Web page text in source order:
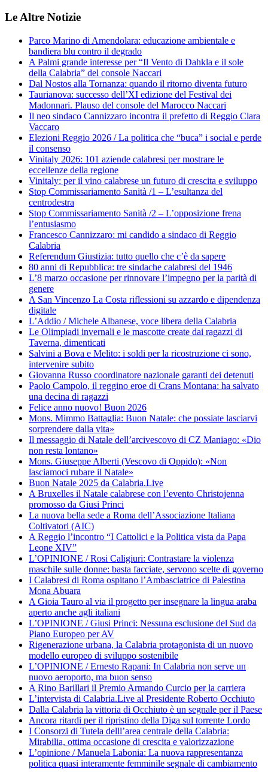
Le Altre Notizie
Parco Marino di Amendolara: educazione ambientale e
bandiera blu contro il degrado
A Palmi grande interesse per “Il Vento di Dahkla e il sole
della Calabria” del console Naccari
Dal Nostos alla Tornanza: quando il ritorno diventa futuro
Taurianova: successo dell’XI edizione del Festival dei
Madonnari. Plauso del console del Marocco Naccari
Il neo sindaco Cannizzaro incontra il prefetto di Reggio Clara
Vaccaro
Elezioni Reggio 2026 / La politica che “buca” i social e perde
il consenso
Vinitaly 2026: 101 aziende calabresi per mostrare le
eccellenze della regione
Vinitaly: per il vino calabrese un futuro di crescita e sviluppo
Stop Commissariamento Sanità /1 – L’esultanza del
centrodestra
Stop Commissariamento Sanità /2 – L’opposizione frena
l’entusiasmo
Francesco Cannizzaro: mi candido a sindaco di Reggio
Calabria
Referendum Giustizia: tutto quello che c’è da sapere
80 anni di Repubblica: tre sindache calabresi del 1946
L’8 marzo occasione per rinnovare l’impegno per la parità di
genere
A San Vincenzo La Costa riflessioni su azzardo e dipendenza
digitale
L’Addio / Michele Albanese, voce libera della Calabria
Le Olimpiadi invernali e le mascotte create dai ragazzi di
Taverna, dimenticati
Salvini a Bova e Melito: i soldi per la ricostruzione ci sono,
intervenire subito
Giovanna Russo coordinatore nazionale garanti dei detenuti
Paolo Campolo, il reggino eroe di Crans Montana: ha salvato
una decina di ragazzi
Felice anno nuovo! Buon 2026
Mons. Mimmo Battaglia: Buon Natale: che possiate lasciarvi
sorprendere dalla vita»
Il messaggio di Natale dell’arcivescovo di CZ Maniago: «Dio
non resta lontano»
Mons. Giuseppe Alberti (Vescovo di Oppido): «Non
lasciamoci rubare il Natale»
Buon Natale 2025 da Calabria.Live
A Bruxelles il Natale calabrese con l’evento Christojenna
promosso da Giusi Princi
La nuova bella sede a Roma dell’Associazione Italiana
Coltivatori (AIC)
A Reggio l’incontro “I Cattolici e la Politica vista da Papa
Leone XIV”
L’OPINIONE / Rosi Caligiuri: Contrastare la violenza
maschile sulle donne: basta facciate, servono scelte di governo
I Calabresi di Roma ospitano l’Ambasciatrice di Palestina
Mona Abuara
A Gioia Tauro al via il progetto per insegnare la lingua araba
aperto anche agli italiani
L’OPINIONE / Giusi Princi: Nessuna esclusione del Sud da
Piano Europeo per AV
Rigenerazione urbana, la Calabria protagonista di un nuovo
modello europeo di sviluppo sostenibile
L’OPINIONE / Ernesto Rapani: In Calabria non serve un
nuovo aeroporto, ma buon senso
A Rino Barillari il Premio Armando Curcio per la carriera
L’intervista di Calabria.Live al Presidente Roberto Occhiuto
Dalla Calabria la vittoria di Occhiuto è un segnale per il Paese
Ancora ritardi per il ripristino della Diga sul torrente Lordo
I Consorzi di Tutela delll’area centrale della Calabria:
Mirabilia, ottima occasione di crescita e valorizzazione
L’opinione / Manuela Labonia: La nuova rappresentanza
politica quasi interamente femminile segnale di cambiamento